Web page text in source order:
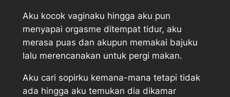
Aku kocok vaginaku hingga aku pun
menyapai orgasme ditempat tidur, aku
merasa puas dan akupun memakai bajuku
lalu merencanakan untuk pergi makan.
Aku cari sopirku kemana-mana tetapi tidak
ada hingga aku temukan dia dikamar